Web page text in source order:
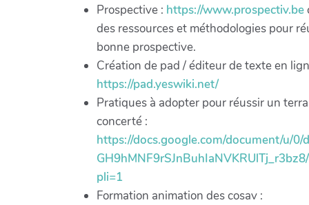
Prospective : https://www.prospectiv.be
des ressources et méthodologies pour
bonne prospective.
Création de pad / éditeur de texte en
https://pad.yeswiki.net/
Pratiques à adopter pour réussir un
concerté :
https://docs.google.com/document/u/0/
pli=1
Formation animation des cosav :